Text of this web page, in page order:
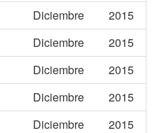
Diciembre
2015
Diciembre
2015
Diciembre
2015
Diciembre
2015
Diciembre
2015